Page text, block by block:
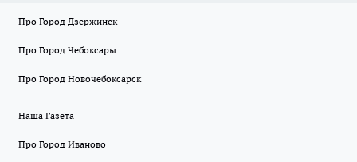
Про Город Дзержинск
Про Город Чебоксары
Про Город Новочебоксарск
Наша Газета
Про Город Иваново